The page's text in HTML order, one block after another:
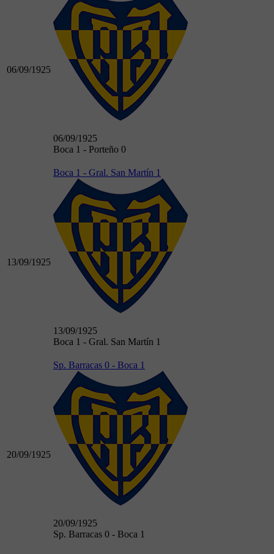
06/09/1925
06/09/1925
Boca 1 - Porteño 0
13/09/1925
Boca 1 - Gral. San Martín 1
13/09/1925
Boca 1 - Gral. San Martín 1
20/09/1925
Sp. Barracas 0 - Boca 1
20/09/1925
Sp. Barracas 0 - Boca 1